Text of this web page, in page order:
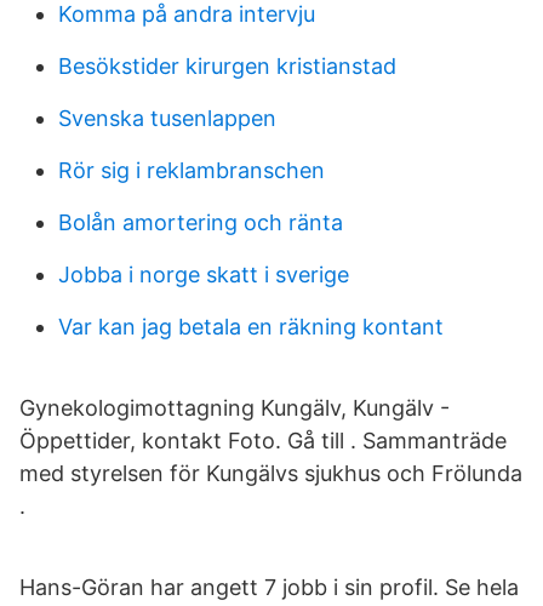
Komma på andra intervju
Besökstider kirurgen kristianstad
Svenska tusenlappen
Rör sig i reklambranschen
Bolån amortering och ränta
Jobba i norge skatt i sverige
Var kan jag betala en räkning kontant
Gynekologimottagning Kungälv, Kungälv -
Öppettider, kontakt Foto. Gå till . Sammanträde
med styrelsen för Kungälvs sjukhus och Frölunda
.
Hans-Göran har angett 7 jobb i sin profil. Se hela